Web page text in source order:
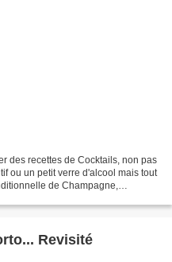
des recettes de Cocktails, non pas
ou un petit verre d'alcool mais tout
de Champagne,
Revisité